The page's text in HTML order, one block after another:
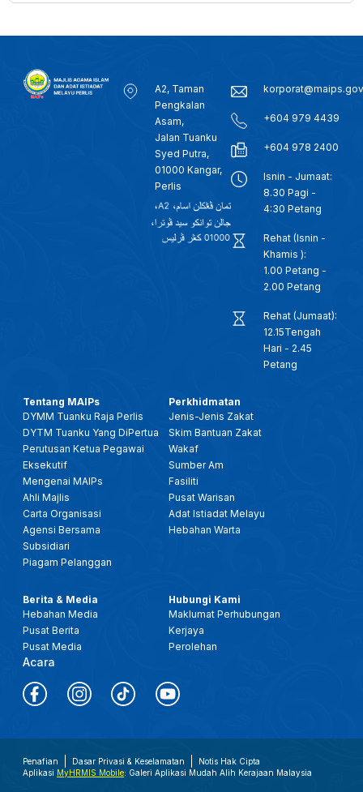
A2, Taman
Pengkalan
Asam,
Jalan Tuanku
Syed Putra,
01000 Kangar,
Perlis
+604 979 4439
+604 978 2400
Isnin - Jumaat:
8.30 Pagi -
4:30 Petang
Rehat (Isnin -
Khamis ):
1.00 Petang -
2.00 Petang
Rehat (Jumaat):
12.15Tengah
Hari - 2.45
Petang
Tentang MAIPs
DYMM Tuanku Raja Perlis
DYTM Tuanku Yang DiPertua
Perutusan Ketua Pegawai
Eksekutif
Mengenai MAIPs
Ahli Majlis
Carta Organisasi
Agensi Bersama
Subsidiari
Piagam Pelanggan
Perkhidmatan
Jenis-Jenis Zakat
Skim Bantuan Zakat
Wakaf
Sumber Am
Fasiliti
Pusat Warisan
Adat Istiadat Melayu
Hebahan Warta
Berita & Media
Hebahan Media
Pusat Berita
Pusat Media
Acara
Hubungi Kami
Maklumat Perhubungan
Kerjaya
Perolehan
Penafian Dasar Privasi & Keselamatan
Notis Hak Cipta
Aplikasi MyHRMIS Mobile: Galeri Aplikasi Mudah Alih Kerajaan Malaysia